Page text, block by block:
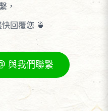
，
回覆您 🍵
與我們聯繫